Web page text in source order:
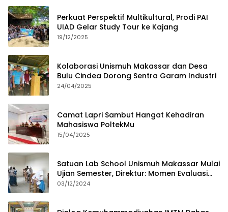
Perkuat Perspektif Multikultural, Prodi PAI
UIAD Gelar Study Tour ke Kajang
19/12/2025
Kolaborasi Unismuh Makassar dan Desa
Bulu Cindea Dorong Sentra Garam Industri
24/04/2025
Camat Lapri Sambut Hangat Kehadiran
Mahasiswa PoltekMu
15/04/2025
Satuan Lab School Unismuh Makassar Mulai
Ujian Semester, Direktur: Momen Evaluasi
Proses Pembelajaran
03/12/2024